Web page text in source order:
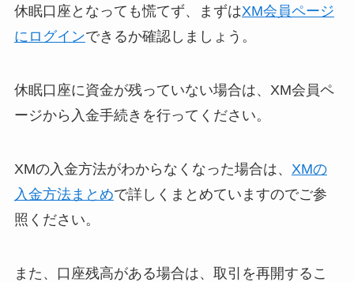
休眠口座となっても慌てず、まずはXM会員ページ
にログインできるか確認しましょう。
休眠口座に資金が残っていない場合は、XM会員ペ
ージから入金手続きを行ってください。
XMの入金方法がわからなくなった場合は、 XMの
入金方法まとめで詳しくまとめていますのでご参
照ください。
また、口座残高がある場合は、取引を再開するこ